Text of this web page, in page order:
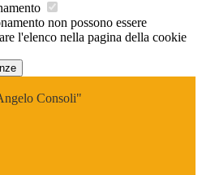
non possono essere
l'elenco nella pagina della cookie
Consoli"